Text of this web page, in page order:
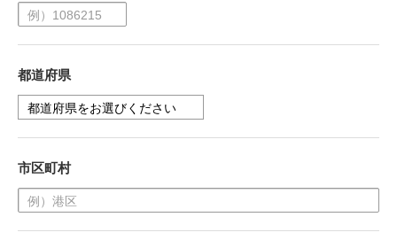
都道府県
市区町村